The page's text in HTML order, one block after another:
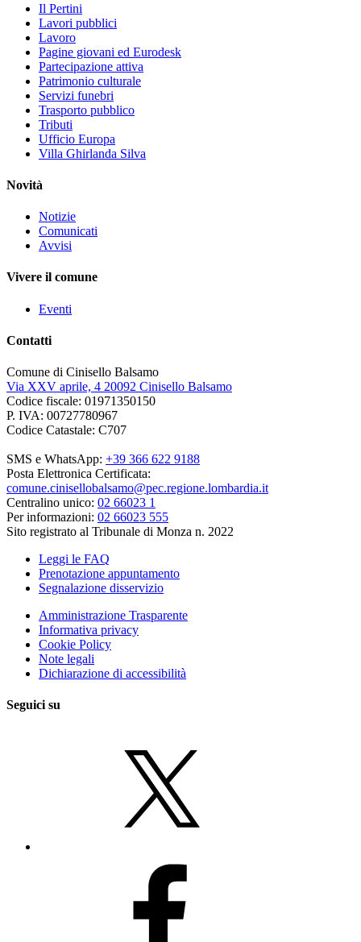
Il Pertini
Lavori pubblici
Lavoro
Pagine giovani ed Eurodesk
Partecipazione attiva
Patrimonio culturale
Servizi funebri
Trasporto pubblico
Tributi
Ufficio Europa
Villa Ghirlanda Silva
Novità
Notizie
Comunicati
Avvisi
Vivere il comune
Eventi
Contatti
Comune di Cinisello Balsamo
Via XXV aprile, 4 20092 Cinisello Balsamo
Codice fiscale: 01971350150
P. IVA: 00727780967
Codice Catastale: C707
SMS e WhatsApp: +39 366 622 9188
Posta Elettronica Certificata:
comune.cinisellobalsamo@pec.regione.lombardia.it
Centralino unico: 02 66023 1
Per informazioni: 02 66023 555
Sito registrato al Tribunale di Monza n. 2022
Leggi le FAQ
Prenotazione appuntamento
Segnalazione disservizio
Amministrazione Trasparente
Informativa privacy
Cookie Policy
Note legali
Dichiarazione di accessibilità
Seguici su